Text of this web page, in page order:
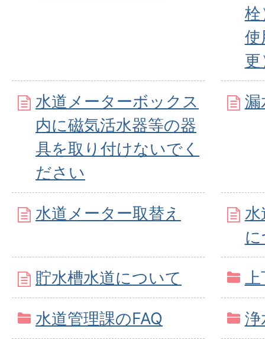
栓
使
水道メーターボックス
内に磁気活水器等の器
具を取り付けないでく
ださい
漏
水道メーター取替え
水
貯水槽水道について 上
水道管理課のFAQ 浄